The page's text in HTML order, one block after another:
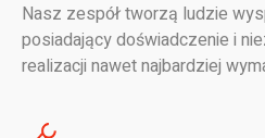
Nasz zespół tworzą ludzie
posiadający doświadczenie i
realizacji nawet najbardziej